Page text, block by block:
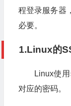
程登录服务器
必要。
1.Linux的
Linux使
对应的密码。